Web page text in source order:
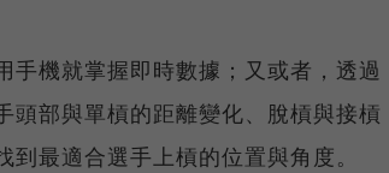
機就掌握即時數據；又或者，透過
頭部與單槓的距離變化、脫槓與接槓
最適合選手上槓的位置與角度。